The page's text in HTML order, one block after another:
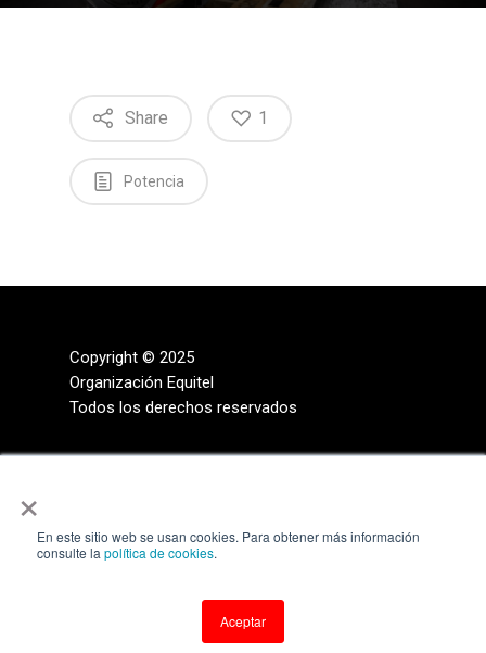
×
En este sitio web se usan cookies. Para obtener más información
consulte la política de cookies.
Aceptar
Share 1
Potencia
Copyright © 2025
Organización Equitel
Todos los derechos reservados